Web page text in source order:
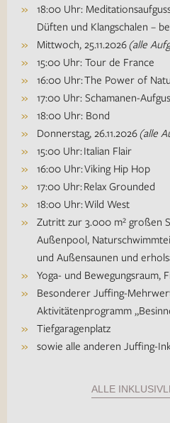
18:00 Uhr:
Düften und Klangschalen –
Mittwoch, 25.11.2026(alle
15:00 Uhr: Tour de France
16:00 Uhr: The Power of
17:00 Uhr: Schamanen-
18:00 Uhr: Bond
Donnerstag, 26.11.2026(alle
15:00 Uhr: Italian Flair
16:00 Uhr: Viking Hip Hop
17:00 Uhr: Relax Grounded
18:00 Uhr: Wild West
Zutritt zur 3.000 m² großen
Außenpool,
und Außensaunen und
Yoga- und Bewegungsraum,
Besonderer Juffing-
Aktivitätenprogramm
Tiefgaragenplatz
sowie alle anderen Juffing-
ALLE